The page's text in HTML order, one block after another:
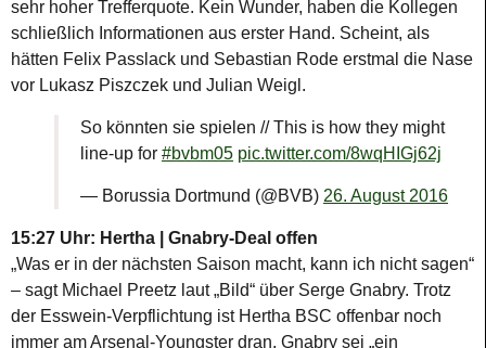
sehr hoher Trefferquote. Kein Wunder, haben die Kollegen
schließlich Informationen aus erster Hand. Scheint, als
hätten Felix Passlack und Sebastian Rode erstmal die Nase
vor Lukasz Piszczek und Julian Weigl.
So könnten sie spielen // This is how they might
line-up for #bvbm05 pic.twitter.com/8wqHIGj62j
— Borussia Dortmund (@BVB) 26. August 2016
15:27 Uhr: Hertha | Gnabry-Deal offen
„Was er in der nächsten Saison macht, kann ich nicht sagen“
– sagt Michael Preetz laut „Bild“ über Serge Gnabry. Trotz
der Esswein-Verpflichtung ist Hertha BSC offenbar noch
immer am Arsenal-Youngster dran. Gnabry sei „ein